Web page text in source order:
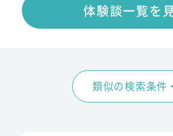
体験談一覧を
類似の検索条件